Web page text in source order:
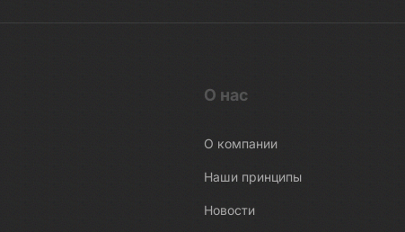
О нас
О компании
Наши принципы
Новости